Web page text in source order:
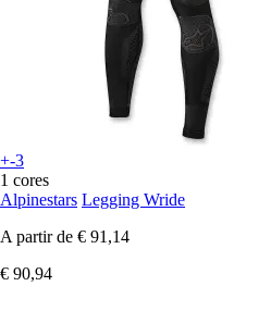
+-3
1 cores
Alpinestars Legging Wride
A partir de € 91,14
€ 90,94